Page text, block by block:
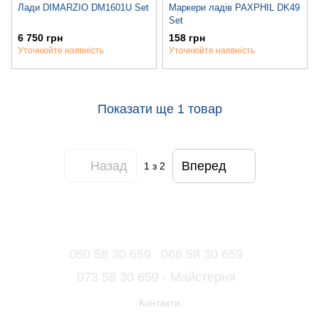
Лади DIMARZIO DM1601U Set
6 750 грн
Уточнюйте наявність
Маркери ладів PAXPHIL DK49
Set
158 грн
Уточнюйте наявність
Показати ще 1 товар
Назад 1з 2 Вперед
050 58 30 659
068 58 30 659
073 58 30 659 - Майстерня
Контакти